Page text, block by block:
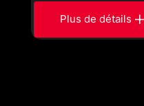
Plus de détails